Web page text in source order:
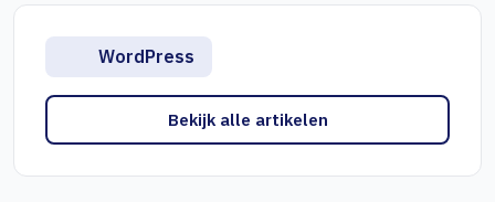
WordPress
Bekijk alle artikelen